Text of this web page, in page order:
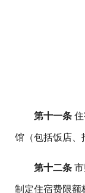
第十一条
馆（包括饭店、
第十二条
制定住宿费限额